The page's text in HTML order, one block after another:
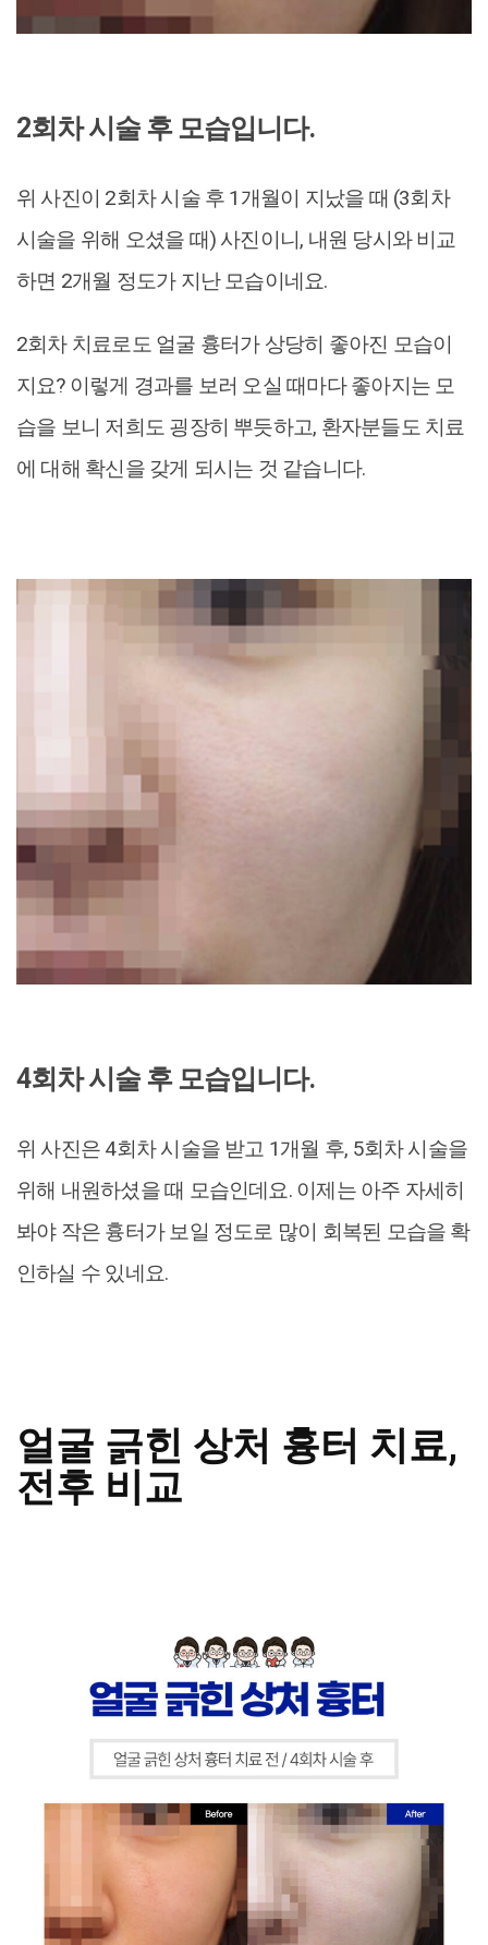
2회차 시술 후 모습입니다.
위 사진이 2회차 시술 후 1개월이 지났을 때 (3회차
시술을 위해 오셨을 때) 사진이니, 내원 당시와 비교
하면 2개월 정도가 지난 모습이네요.
2회차 치료로도 얼굴 흉터가 상당히 좋아진 모습이
지요? 이렇게 경과를 보러 오실 때마다 좋아지는 모
습을 보니 저희도 굉장히 뿌듯하고, 환자분들도 치료
에 대해 확신을 갖게 되시는 것 같습니다.
4회차 시술 후 모습입니다.
위 사진은 4회차 시술을 받고 1개월 후, 5회차 시술을
위해 내원하셨을 때 모습인데요. 이제는 아주 자세히
봐야 작은 흉터가 보일 정도로 많이 회복된 모습을 확
인하실 수 있네요.
얼굴 긁힌 상처 흉터 치료,
전후 비교